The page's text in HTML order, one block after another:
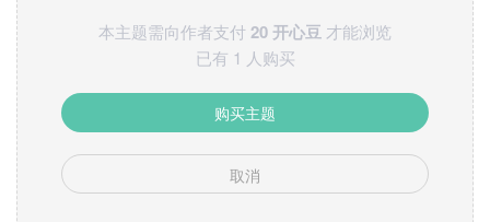
本主题需向作者支付 20 开心豆 才能浏览
已有 1 人购买
购买主题
取消